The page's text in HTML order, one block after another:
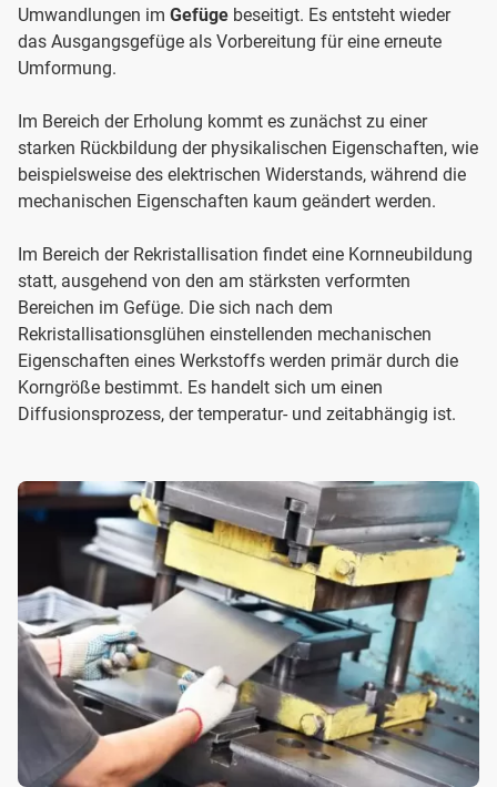
Umwandlungen im Gefüge beseitigt. Es entsteht wieder
das Ausgangsgefüge als Vorbereitung für eine erneute
Umformung.
Im Bereich der Erholung kommt es zunächst zu einer
starken Rückbildung der physikalischen Eigenschaften, wie
beispielsweise des elektrischen Widerstands, während die
mechanischen Eigenschaften kaum geändert werden.
Im Bereich der Rekristallisation findet eine Kornneubildung
statt, ausgehend von den am stärksten verformten
Bereichen im Gefüge. Die sich nach dem
Rekristallisationsglühen einstellenden mechanischen
Eigenschaften eines Werkstoffs werden primär durch die
Korngröße bestimmt. Es handelt sich um einen
Diffusionsprozess, der temperatur- und zeitabhängig ist.